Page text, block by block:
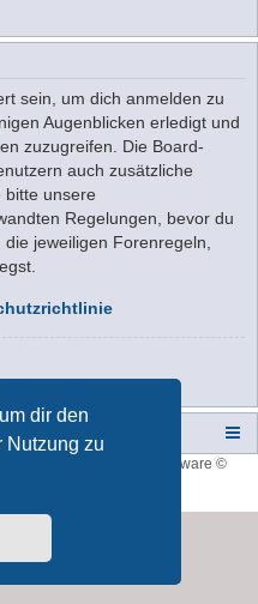
dir den
Nutzung zu
sein, um dich anmelden zu
Augenblicken erledigt und
zuzugreifen. Die Board-
auch zusätzliche
bitte unsere
Regelungen, bevor du
jeweiligen Forenregeln,
Foren-Übersicht
® Forum Software ©